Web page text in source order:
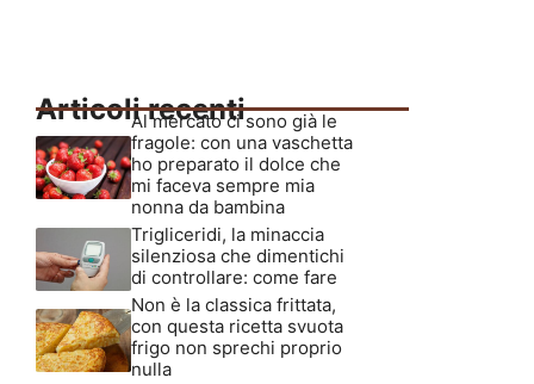
Articoli recenti
Al mercato ci sono già le
fragole: con una vaschetta
ho preparato il dolce che
mi faceva sempre mia
nonna da bambina
Trigliceridi, la minaccia
silenziosa che dimentichi
di controllare: come fare
Non è la classica frittata,
con questa ricetta svuota
frigo non sprechi proprio
nulla